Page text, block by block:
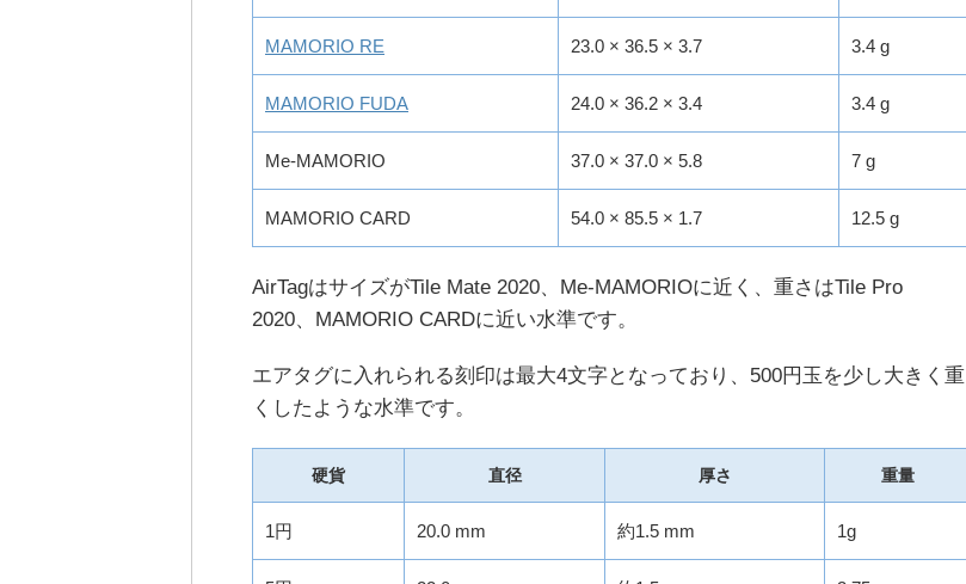
MAMORIO RE 23.0 × 36.5 × 3.7 3.4 g
MAMORIO FUDA 24.0 × 36.2 × 3.4 3.4 g
Me-MAMORIO 37.0 × 37.0 × 5.8 7 g
MAMORIO CARD 54.0 × 85.5 × 1.7 12.5 g
AirTagはサイズがTile Mate 2020、Me-MAMORIOに近く、重さはTile Pro
2020、MAMORIO CARDに近い水準です。
エアタグに入れられる刻印は最大4文字となっており、500円玉を少し大きく重
くしたような水準です。
硬貨 直径 厚さ 重量
1円 20.0 mm 約1.5 mm 1g